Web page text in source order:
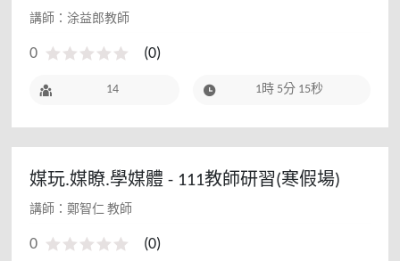
講師：涂益郎教師
0 (0)
14 1時 5分 15秒
媒玩.媒瞭.學媒體 - 111教師研習(寒假場)
講師：鄭智仁 教師
0 (0)